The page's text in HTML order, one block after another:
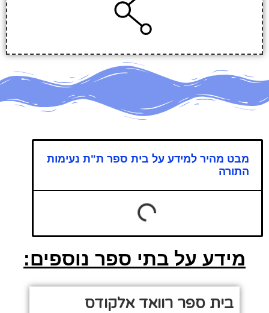
מבט מהיר למידע על בית ספר ת"ת נעימות
התורה
מידע על בתי ספר נוספים:
בית ספר רוואד אלקודס